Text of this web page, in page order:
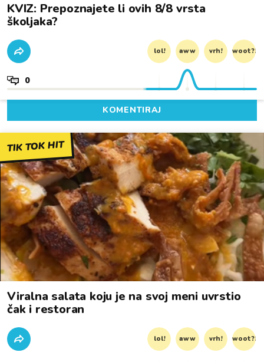
KVIZ: Prepoznajete li ovih 8/8 vrsta
školjaka?
lol! aww vrh! woot?!
0
KOMENTIRAJ
TIK TOK HIT
Viralna salata koju je na svoj meni uvrstio
čak i restoran
lol! aww vrh! woot?!